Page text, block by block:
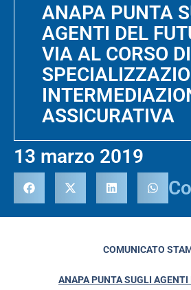
ANAPA PUNTA
AGENTI DEL
VIA AL CORSO DI
ASSICURATIVA
13 marzo 2019
COMUNICATO
ANAPA PUNTA SUGLI AGENTI